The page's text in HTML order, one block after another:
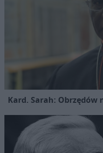
Kard. Sarah: